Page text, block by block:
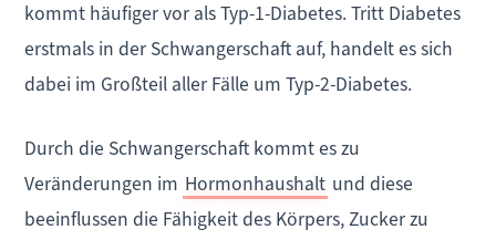
kommt häufiger vor als Typ-1-Diabetes. Tritt Diabetes
erstmals in der Schwangerschaft auf, handelt es sich
dabei im Großteil aller Fälle um Typ-2-Diabetes.
Durch die Schwangerschaft kommt es zu
Veränderungen im Hormonhaushalt und diese
beeinflussen die Fähigkeit des Körpers, Zucker zu